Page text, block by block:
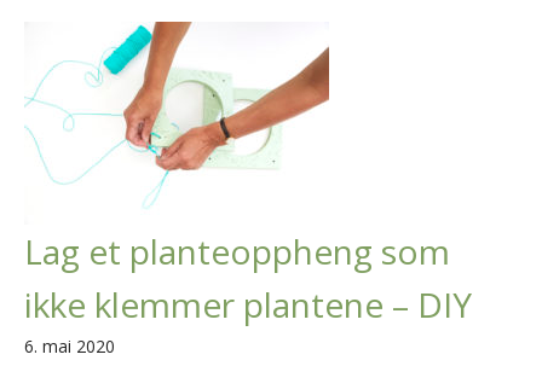
Lag et planteoppheng som
ikke klemmer plantene – DIY
6. mai 2020